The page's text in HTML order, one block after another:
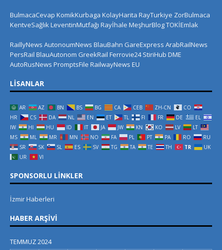
BulmacaCevap KomikKurbaga KolayHarita RayTurkiye ZorBulmaca
KentveSağlıkLeventinMutfağı Rayİhale MeşhurBlogTOKİEmlak
RaillyNews AutonoumNews BlauBahn GareExpress ArabRailNews
PersRail BlauAutonom GreekRail Ferrovie24 StiriHub DME
AutoRusNews PromptsFile RailwayNews EU
LISANLAR
AR AZ BN BS BG CA CEB ZH-CN
CO
HR
CS DA NL EN ET TL FI FR DE
EL
IW
HI HU ID IT JA JW KN KO LV
LT
MS
ML MR MN NO FA PL PT PA RO
RU
SR
SK SL ES SV TG TA TE TH TR
UK
UR
VI
SPONSORLU LINKLER
İzmir Haberleri
HABER ARŞIVI
TEMMUZ 2024